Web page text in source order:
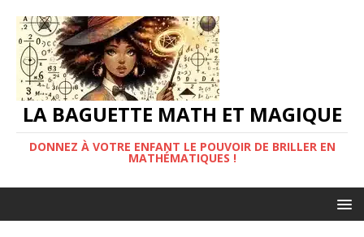
LA BAGUETTE MATH ET MAGIQUE
DONNEZ À VOTRE ENFANT LE POUVOIR DE BRILLER EN
MATHÉMATIQUES !